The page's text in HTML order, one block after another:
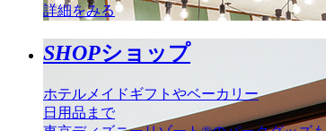
詳細をみる
SHOPショップ
ホテルメイドギフトやベーカリー
日用品まで